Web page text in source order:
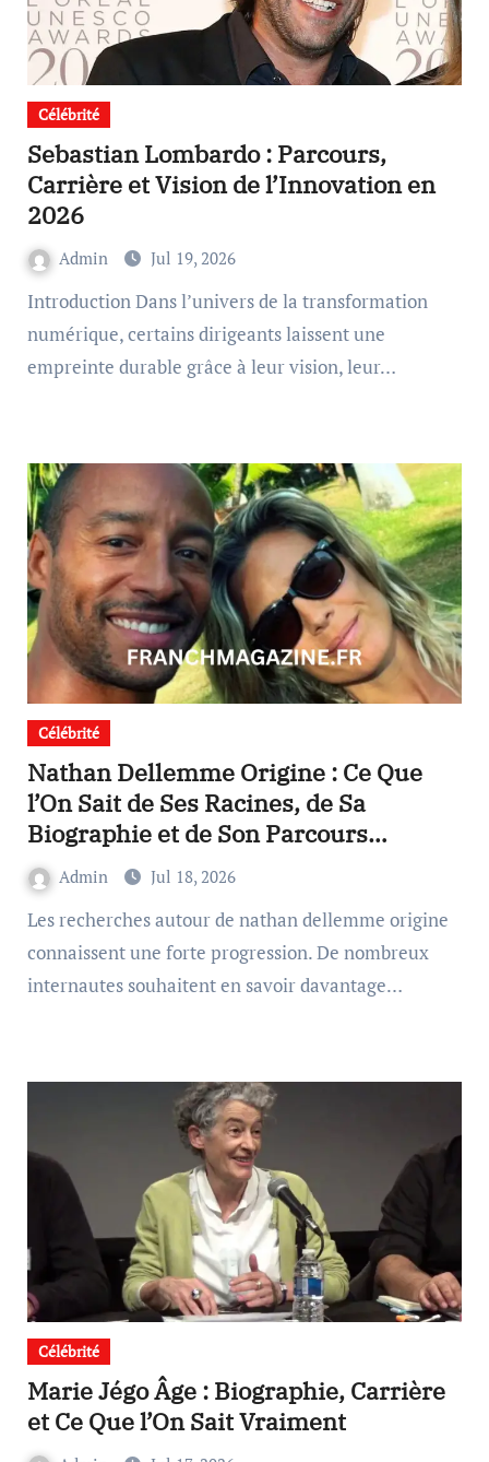
Célébrité
Sebastian Lombardo : Parcours,
Carrière et Vision de l’Innovation en
2026
Admin Jul 19, 2026
Introduction Dans l’univers de la transformation
numérique, certains dirigeants laissent une
empreinte durable grâce à leur vision, leur…
Célébrité
Nathan Dellemme Origine : Ce Que
l’On Sait de Ses Racines, de Sa
Biographie et de Son Parcours
d’Acteur
Admin Jul 18, 2026
Les recherches autour de nathan dellemme origine
connaissent une forte progression. De nombreux
internautes souhaitent en savoir davantage…
Célébrité
Marie Jégo Âge : Biographie, Carrière
et Ce Que l’On Sait Vraiment